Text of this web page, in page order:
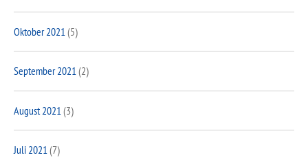
Oktober 2021(5)
September 2021(2)
August 2021 (3)
Juli 2021(7)